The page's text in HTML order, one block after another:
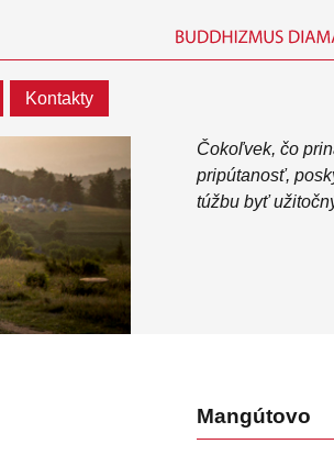
Kontakty
Čokoľvek, čo
pripútanosť,
túžbu byť
Mangútovo